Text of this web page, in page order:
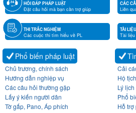
HỎI ĐÁP PHÁP LUẬT
Đặt câu hỏi mà bạn cần trợ giúp
CÁC
Liên
THI TRẮC NGHIỆM
Các cuộc thi tìm hiểu về PL
TÀI
Tài
Phổ biến pháp luật
Chủ trương, chính sách
Hướng dẫn nghiệp vụ
Các câu hỏi thường gặp
Lấy ý kiến người dân
Tờ gấp, Pano, Áp phích
Cải
Hộ
Lý
Phổ
Hỗ